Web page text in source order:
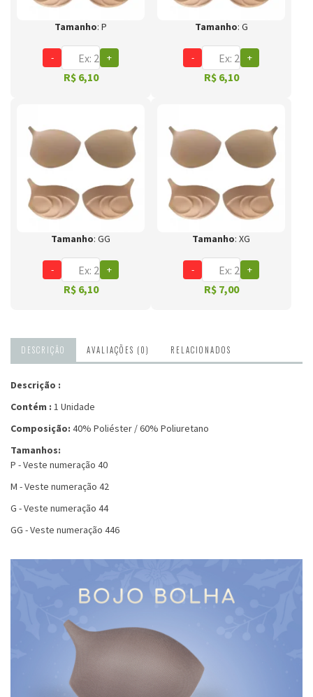
Tamanho: P
- +
R$ 6,10
Tamanho: G
- +
R$ 6,10
Tamanho: GG
- +
R$ 6,10
Tamanho: XG
- +
R$ 7,00
DESCRIÇÃO AVALIAÇÕES (0) RELACIONADOS
Descrição :
Contém : 1 Unidade
Composição: 40% Poliéster / 60% Poliuretano
Tamanhos:
P - Veste numeração 40
M - Veste numeração 42
G - Veste numeração 44
GG - Veste numeração 446